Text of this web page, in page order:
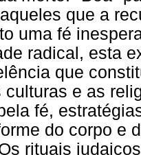
que a
uma fé
radical, esta
que
culturas e as
fé,
do corpo e
rituais